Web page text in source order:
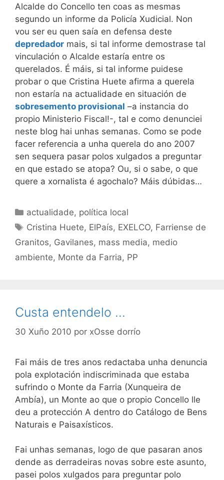
Alcalde do Concello ten coas as mesmas
segundo un informe da Policía Xudicial. Non
vou ser eu quen saía en defensa deste
depredador mais, si tal informe demostrase tal
vinculación o Alcalde estaría entre os
querelados. É máis, si tal informe puidese
probar o que Cristina Huete afirma a querela
non estaría na actualidade en situación de
sobresemento provisional –a instancia do
propio Ministerio Fiscal!-, tal e como denunciei
neste blog hai unhas semanas. Como se pode
facer referencia a unha querela do ano 2007
sen sequera pasar polos xulgados a preguntar
en que estado se atopa? Ou, si o sabe, o que
quere a xornalista é agochalo? Máis dúbidas…
Categorías
actualidade, política local
Etiquetas
Cristina Huete, ElPaís, EXELCO, Farriense de
Granitos, Gavilanes, mass media, medio
ambiente, Monte da Farria, PP
Custa entendelo …
30 Xuño 2010 por xOsse dorrío
Fai máis de tres anos redactaba unha denuncia
pola explotación indiscriminada que estaba
sufrindo o Monte da Farria (Xunqueira de
Ambía), un Monte ao que o propio Concello lle
deu a protección A dentro do Catálogo de Bens
Naturais e Paisaxísticos.
Fai unhas semanas, logo de que pasaran anos
dende as derradeiras novas sobre este asunto,
pasei polos xulgados para preguntar polo